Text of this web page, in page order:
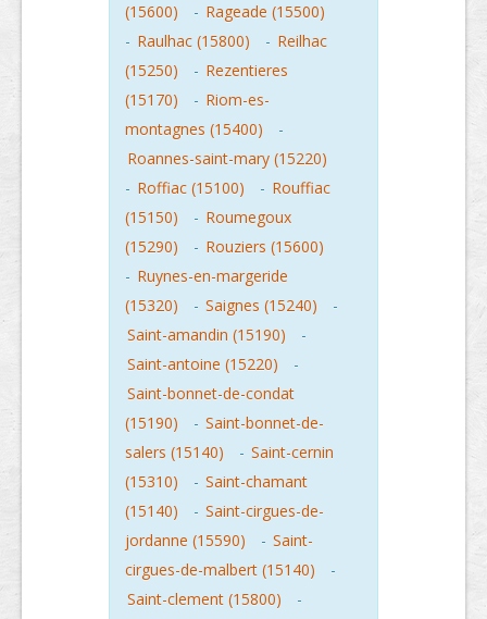
(15600)
- Rageade (15500)
- Raulhac (15800) - Reilhac
(15250)
- Rezentieres
(15170)
- Riom-es-
montagnes (15400)
-
Roannes-saint-mary (15220)
- Roffiac (15100) - Rouffiac
(15150)
- Roumegoux
(15290)
- Rouziers (15600)
- Ruynes-en-margeride
(15320)
- Saignes (15240)
-
Saint-amandin (15190)
-
Saint-antoine (15220)
-
Saint-bonnet-de-condat
(15190)
- Saint-bonnet-de-
salers (15140)
- Saint-cernin
(15310)
- Saint-chamant
(15140)
- Saint-cirgues-de-
jordanne (15590)
- Saint-
cirgues-de-malbert (15140)
-
Saint-clement (15800)
-